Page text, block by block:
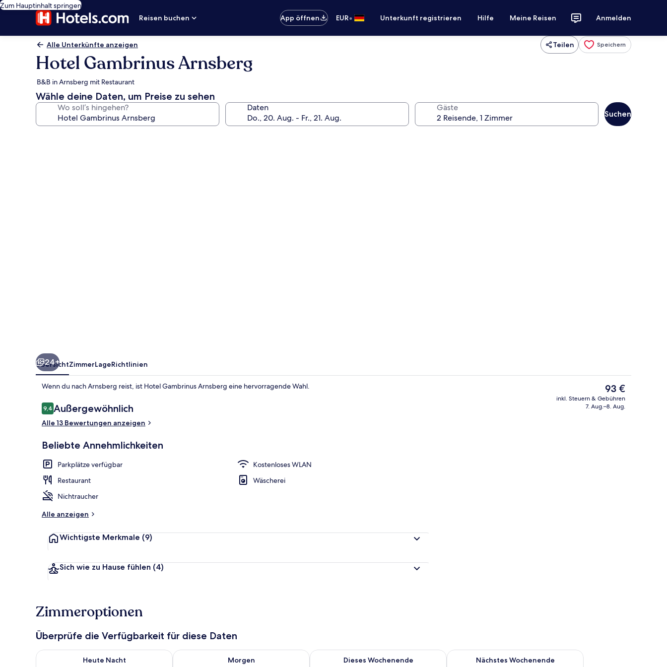
Zum Hauptinhalt springen
Reisen buchen
App öffnen EUR• Unterkunft registrieren Hilfe Meine Reisen Anmelden
Alle Unterkünfte anzeigen Teilen Speichern
Hotel Gambrinus Arnsberg
B&B in Arnsberg mit Restaurant
Wähle deine Daten, um Preise zu sehen
Wo soll’s hingehen? Daten Gäste
Suchen
Doppel- oder Zweibettzimmer, eigenes Bad
24+
ÜbersichtZimmerLageRichtlinien
Wenn du nach Arnsberg reist, ist Hotel Gambrinus Arnsberg eine hervorragende Wahl.
Bewertungen
9,49,4 von 10.
Außergewöhnlich
Alle 13 Bewertungen anzeigen
Beliebte Annehmlichkeiten
Parkplätze verfügbar
Kostenloses WLAN
Restaurant
Wäscherei
Nichtraucher
Alle anzeigen
Wichtigste Merkmale (9)
Sich wie zu Hause fühlen (4)
Der
aktuelle
Preis
93 €
inkl. Steuern & Gebühren
7. Aug.–8. Aug.
Zimmeroptionen
Überprüfe die Verfügbarkeit für diese Daten
Heute Nacht
Überprüfe die Verfügbarkeit für heute Nacht, Aug. 6 - Aug. 7.
Morgen
Überprüfe die Verfügbarkeit für morgen, Aug. 7 - Aug. 8.
Dieses Wochenende
Überprüfe die Verfügbarkeit für dieses Wochenende, Aug. 7 - Aug. 9.
Nächstes Wochenende
Überprüfe die Verfügbarkeit für nächstes Wochenende, Aug.